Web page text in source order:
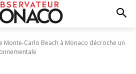
Monte-Carlo Beach à Monaco décroche un